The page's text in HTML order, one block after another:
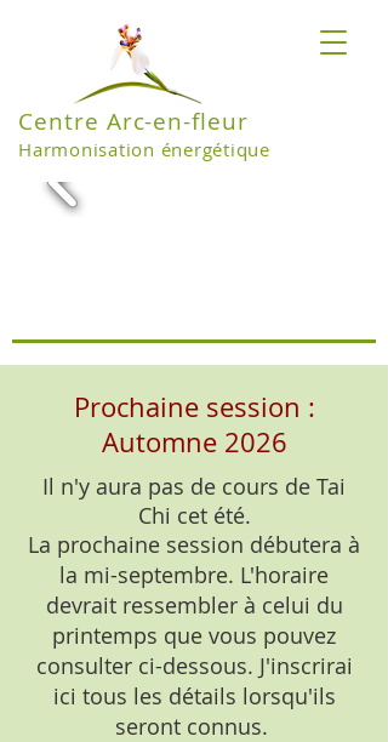
Centre Arc-en-fleur
Harmonisation énergétique
Prochaine session :
Automne 2026
Il n'y aura pas de cours de Tai
Chi cet été.
La prochaine session débutera à
la mi-septembre. L'horaire
devrait ressembler à celui du
printemps que vous pouvez
consulter ci-dessous. J'inscrirai
ici tous les détails lorsqu'ils
seront connus.